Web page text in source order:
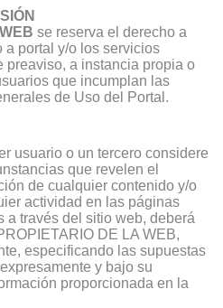
se reserva el derecho a
a portal y/o los servicios
preaviso, a instancia propia o
que incumplan las
de Uso del Portal.
usuario o un tercero considere
que revelen el
de cualquier contenido y/o
actividad en las páginas
través del sitio web, deberá
DE LA WEB,
especificando las supuestas
y bajo su
proporcionada en la